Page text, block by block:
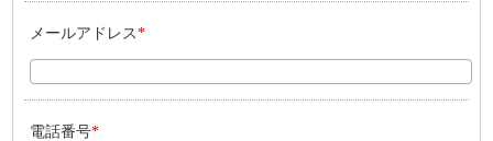
メールアドレス*
電話番号*